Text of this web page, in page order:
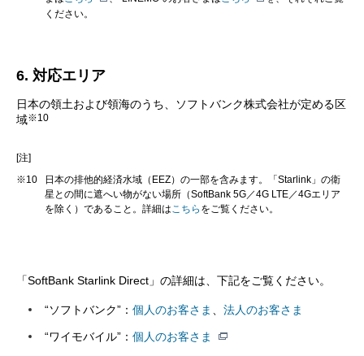
ください。
6. 対応エリア
日本の領土および領海のうち、ソフトバンク株式会社が定める区
域※10
[注]
※10
日本の排他的経済水域（EEZ）の一部を含みます。「Starlink」の衛
星との間に遮へい物がない場所（SoftBank 5G／4G LTE／4Gエリア
を除く）であること。詳細はこちら をご覧ください。
「SoftBank Starlink Direct」の詳細は、下記をご覧ください。
“ソフトバンク”： 個人のお客さま 法人のお客さま
“ワイモバイル”： 個人のお客さま